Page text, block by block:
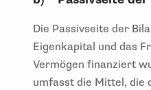
Die Passivseite der
Eigenkapital und das
Vermögen finanziert
umfasst die Mittel, die